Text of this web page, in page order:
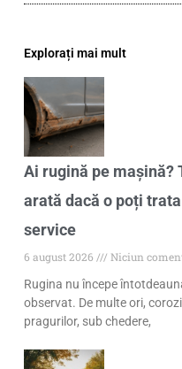
Explorați mai mult
Ai rugină pe mașină?
arată dacă o poți
service
6 august 2026
Niciun
Rugina nu începe
observat. De multe ori,
pragurilor, sub chedere,